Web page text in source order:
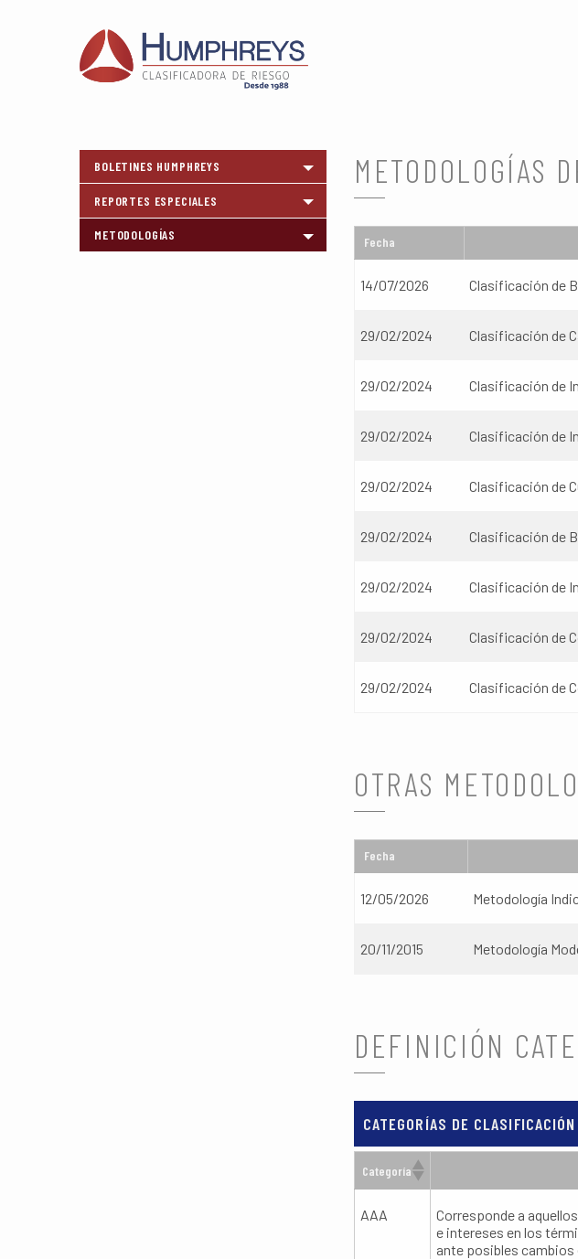
BOLETINES HUMPHREYS
Toggle menu
REPORTES ESPECIALES
Toggle menu
METODOLOGÍAS
Toggle menu
METODOLOGÍAS
Fecha
14/07/2026 Clasificación de
29/02/2024 Clasificación de
29/02/2024 Clasificación de
29/02/2024 Clasificación de
29/02/2024 Clasificación de
29/02/2024 Clasificación de
29/02/2024 Clasificación de
29/02/2024 Clasificación de
29/02/2024 Clasificación de
OTRAS
Fecha
12/05/2026 Metodología
20/11/2015 Metodología
DEFINICIÓN
CATEGORÍAS DE
Categoría
AAA
Corresponde a
e intereses en los
ante posibles cambios